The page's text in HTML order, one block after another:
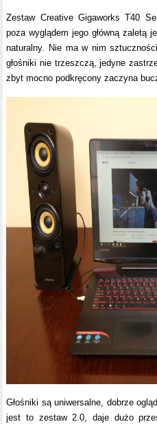
Zestaw Creative Gigaworks T40
poza wyglądem jego główną zaletą
naturalny. Nie ma w nim
głośniki nie trzeszczą, jedyne
zbyt mocno podkręcony zaczyna
Głośniki są uniwersalne, dobrze
jest to zestaw 2.0, daje dużo